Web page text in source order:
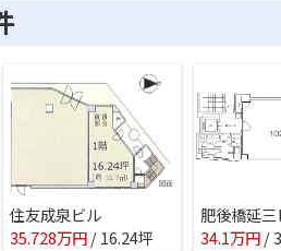
住友成泉ビル
35.728万円/ 16.24坪
肥後橋延
34.1万円/